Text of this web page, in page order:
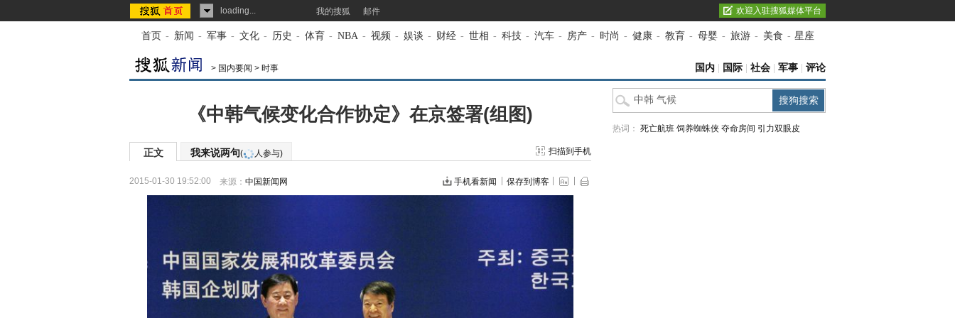
loading... 我的搜狐 邮件 欢迎入驻搜狐媒体平台
首页 - 新闻 - 军事 - 文化 - 历史 - 体育 - NBA - 视频 - 娱谈 - 财经 - 世相 - 科技 - 汽车 - 房产 - 时尚 - 健康 - 教育 - 母婴 - 旅游 - 美食 - 星座
> 国内要闻 > 时事 国内 国际 社会 军事 评论
《中韩气候变化合作协定》在京签署(组图)
正文 我来说两句( 人参与) 扫描到手机
2015-01-30 19:52:00 来源： 中国新闻网 手机看新闻 保存到博客
热词： 死亡航班 饲养蜘蛛侠 夺命房间 引力双眼皮